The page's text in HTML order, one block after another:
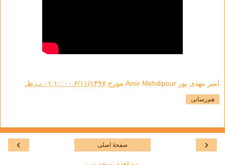
امیر مهدی پور Amir Mehdipour مورخ ۶/۱۱/۱۳۹۷ ۰۱:۱۰:۰۰ ب.ظ.
هم‌رسانی
‹
› صفحهٔ اصلی